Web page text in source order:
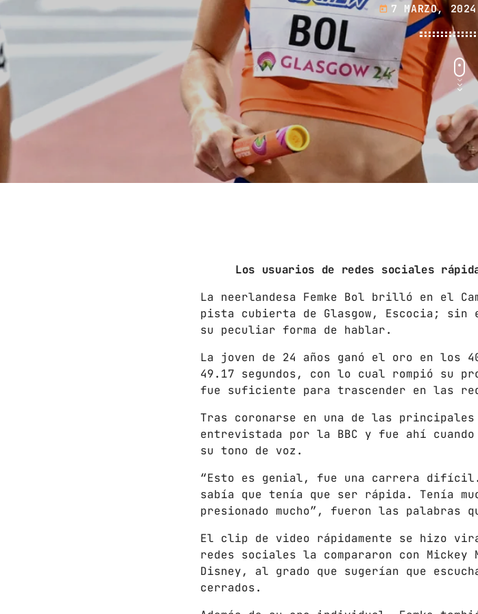
septiembre 2024
agosto 2024
julio 2024
junio 2024
mayo 2024
abril 2024
marzo 2024
Blog
Gobierno de
Gobierno de
Hermosillo
Noticias
UPCOMING
CON
CON
10:00
today 7 MARZO, 2024
Los usuarios de redes sociales
La neerlandesa Femke Bol brilló en el
pista cubierta de Glasgow, Escocia;
su peculiar forma de hablar.
La joven de 24 años ganó el oro en los
49.17 segundos, con lo cual rompió su
fue suficiente para trascender en las
Tras coronarse en una de las
entrevistada por la BBC y fue ahí
su tono de voz.
“Esto es genial, fue una carrera difícil.
sabía que tenía que ser rápida. Tenía
presionado mucho”, fueron las palabras
El clip de video rápidamente se hizo
redes sociales la compararon con
Disney, al grado que sugerían que
cerrados.